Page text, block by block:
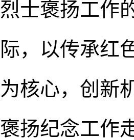
烈士褒扬工作
际，以传承红
为核心，创新
褒扬纪念工作